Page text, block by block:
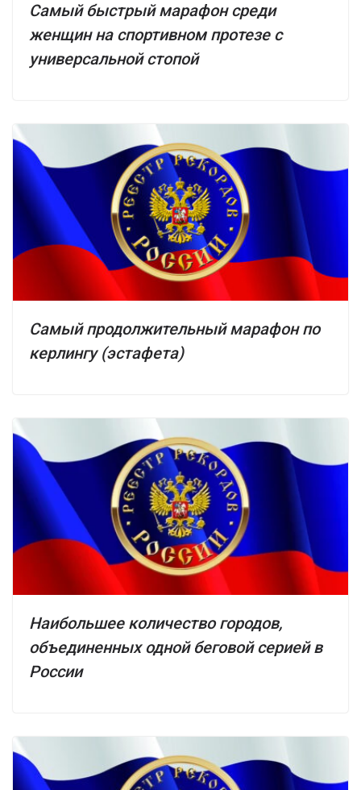
Самый быстрый марафон среди
женщин на спортивном протезе с
универсальной стопой
Самый продолжительный марафон по
керлингу (эстафета)
Наибольшее количество городов,
объединенных одной беговой серией в
России